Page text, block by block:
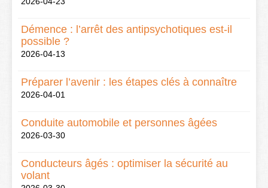
Démence : l’arrêt des antipsychotiques est-il
possible ?
2026-04-13
Préparer l’avenir : les étapes clés à connaître
2026-04-01
Conduite automobile et personnes âgées
2026-03-30
Conducteurs âgés : optimiser la sécurité au
volant